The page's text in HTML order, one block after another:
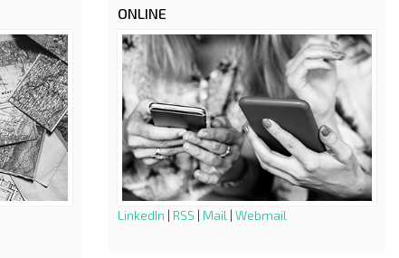
ONLINE
LinkedIn RSS Mail Webmail